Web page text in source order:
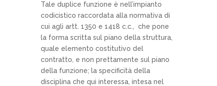
Tale duplice funzione è nell’impianto
codicistico raccordata alla normativa di
cui agli artt. 1350 e 1418 c.c., che pone
la forma scritta sul piano della struttura,
quale elemento costitutivo del
contratto, e non prettamente sul piano
della funzione; la specificità della
disciplina che qui interessa, intesa nel